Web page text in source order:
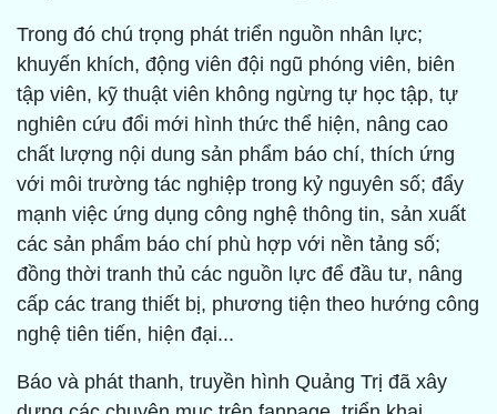
Trong đó chú trọng phát triển nguồn nhân lực;
khuyến khích, động viên đội ngũ phóng viên, biên
tập viên, kỹ thuật viên không ngừng tự học tập, tự
nghiên cứu đổi mới hình thức thể hiện, nâng cao
chất lượng nội dung sản phẩm báo chí, thích ứng
với môi trường tác nghiệp trong kỷ nguyên số; đẩy
mạnh việc ứng dụng công nghệ thông tin, sản xuất
các sản phẩm báo chí phù hợp với nền tảng số;
đồng thời tranh thủ các nguồn lực để đầu tư, nâng
cấp các trang thiết bị, phương tiện theo hướng công
nghệ tiên tiến, hiện đại...
Báo và phát thanh, truyền hình Quảng Trị đã xây